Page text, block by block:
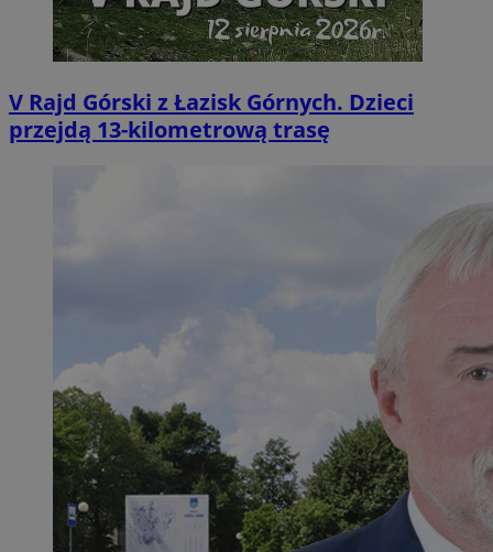
V Rajd Górski z Łazisk Górnych. Dzieci
przejdą 13-kilometrową trasę